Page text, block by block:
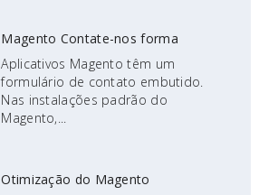
Magento Contate-nos forma
Aplicativos Magento têm um
formulário de contato embutido.
Nas instalações padrão do
Magento,...
Otimização do Magento